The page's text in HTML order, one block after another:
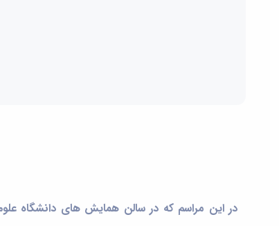
در این مراسم که در سالن همایش های دانشگاه